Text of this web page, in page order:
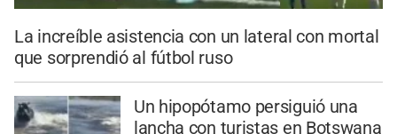
La increíble asistencia con un lateral con mortal
que sorprendió al fútbol ruso
Un hipopótamo persiguió una
lancha con turistas en Botswana